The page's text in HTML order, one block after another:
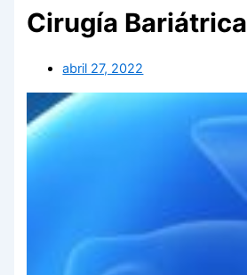
Cirugía Bariátrica
abril 27, 2022